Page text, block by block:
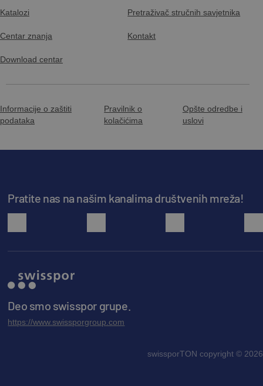
Katalozi
Centar znanja
Download centar
Pretraživač stručnih savjetnika
Kontakt
Informacije o zaštiti
podataka
Pravilnik o
kolačićima
Opšte odredbe i
uslovi
Pratite nas na našim kanalima društvenih mreža!
facebook youtube instagram
Deo smo swisspor grupe.
https://www.swissporgroup.com
swissporTON copyright © 2026